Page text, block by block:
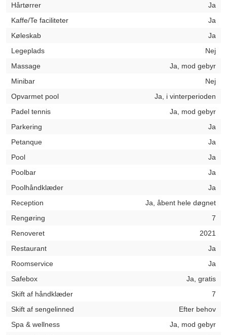
Hårtørrer
Ja
Kaffe/Te faciliteter
Ja
Køleskab
Ja
Legeplads
Nej
Massage
Ja, mod gebyr
Minibar
Nej
Opvarmet pool
Ja, i vinterperioden
Padel tennis
Ja, mod gebyr
Parkering
Ja
Petanque
Ja
Pool
Ja
Poolbar
Ja
Poolhåndklæder
Ja
Reception
Ja, åbent hele døgnet
Rengøring
7
Renoveret
2021
Restaurant
Ja
Roomservice
Ja
Safebox
Ja, gratis
Skift af håndklæder
7
Skift af sengelinned
Efter behov
Spa & wellness
Ja, mod gebyr